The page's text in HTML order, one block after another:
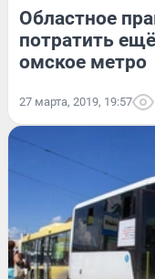
Областное
потратить
омское метро
27 марта, 2019, 19:57